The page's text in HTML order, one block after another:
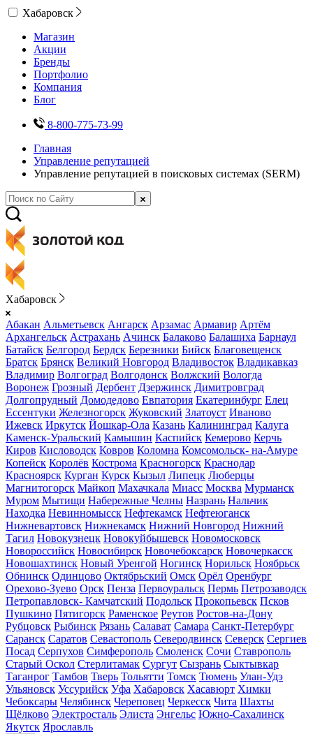
Хабаровск
Магазин
Акции
Бренды
Портфолио
Компания
Блог
8-800-775-73-99
Главная
Управление репутацией
Управление репутацией в поисковых системах (SERM)
Хабаровск
Абакан Альметьевск Ангарск Арзамас Армавир Артём
Архангельск Астрахань Ачинск Балаково Балашиха Барнаул
Батайск Белгород Бердск Березники Бийск Благовещенск
Братск Брянск Великий Новгород Владивосток Владикавказ
Владимир Волгоград Волгодонск Волжский Вологда
Воронеж Грозный Дербент Дзержинск Димитровград
Долгопрудный Домодедово Евпатория Екатеринбург Елец
Ессентуки Железногорск Жуковский Златоуст Иваново
Ижевск Иркутск Йошкар-Ола Казань Калининград Калуга
Каменск-Уральский Камышин Каспийск Кемерово Керчь
Киров Кисловодск Ковров Коломна Комсомольск- на-Амуре
Копейск Королёв Кострома Красногорск Краснодар
Красноярск Курган Курск Кызыл Липецк Люберцы
Магнитогорск Майкоп Махачкала Миасс Москва Мурманск
Муром Мытищи Набережные Челны Назрань Нальчик
Находка Невинномысск Нефтекамск Нефтеюганск
Нижневартовск Нижнекамск Нижний Новгород Нижний
Тагил Новокузнецк Новокуйбышевск Новомосковск
Новороссийск Новосибирск Новочебоксарск Новочеркасск
Новошахтинск Новый Уренгой Ногинск Норильск Ноябрьск
Обнинск Одинцово Октябрьский Омск Орёл Оренбург
Орехово-Зуево Орск Пенза Первоуральск Пермь Петрозаводск
Петропавловск- Камчатский Подольск Прокопьевск Псков
Пушкино Пятигорск Раменское Реутов Ростов-на-Дону
Рубцовск Рыбинск Рязань Салават Самара Санкт-Петербург
Саранск Саратов Севастополь Северодвинск Северск Сергиев
Посад Серпухов Симферополь Смоленск Сочи Ставрополь
Старый Оскол Стерлитамак Сургут Сызрань Сыктывкар
Таганрог Тамбов Тверь Тольятти Томск Тюмень Улан-Удэ
Ульяновск Уссурийск Уфа Хабаровск Хасавюрт Химки
Чебоксары Челябинск Череповец Черкесск Чита Шахты
Щёлково Электросталь Элиста Энгельс Южно-Сахалинск
Якутск Ярославль